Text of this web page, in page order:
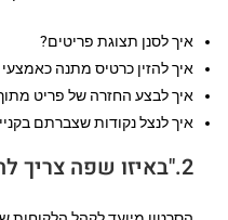
איך לסנן תצוגת פריטים?
איך להזין כרטיס מתנה
איך לבצע החזרה של פריט
איך לנצל נקודות שצברתם
2."באיזו שפה צריך להיות סרטון ההדרכה?"